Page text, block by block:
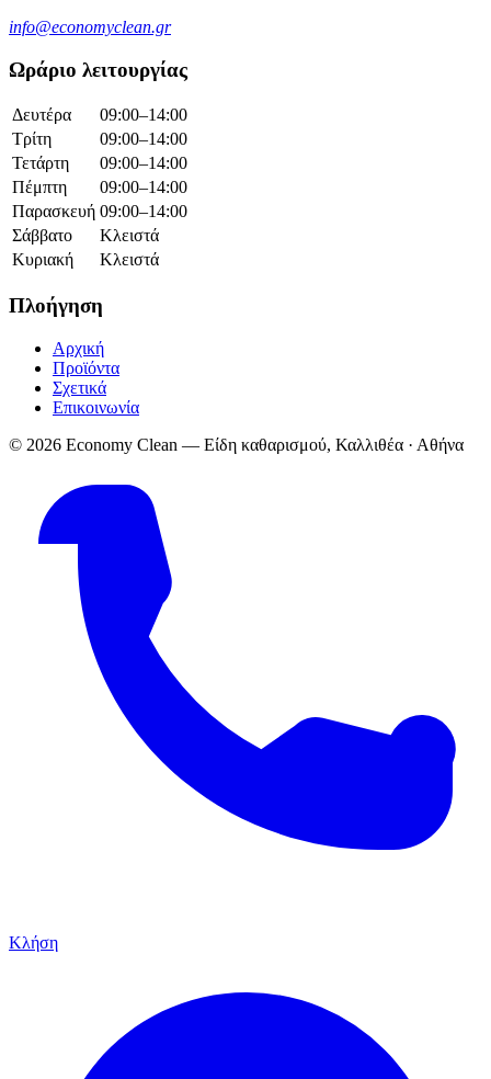
info@economyclean.gr
Ωράριο λειτουργίας
Δευτέρα
09:00–14:00
Τρίτη
09:00–14:00
Τετάρτη
09:00–14:00
Πέμπτη
09:00–14:00
Παρασκευή 09:00–14:00
Σάββατο
Κλειστά
Κυριακή
Κλειστά
Πλοήγηση
Αρχική
Προϊόντα
Σχετικά
Επικοινωνία
© 2026 Economy Clean — Είδη καθαρισμού, Καλλιθέα · Αθήνα
Κλήση